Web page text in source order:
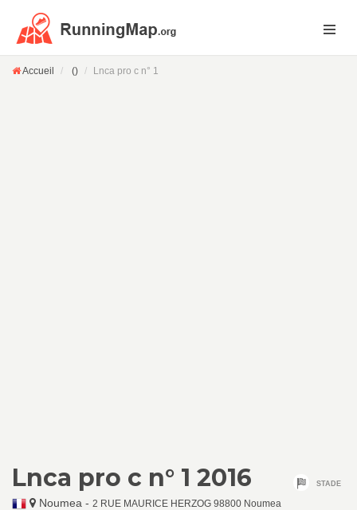
Accueil () Lnca pro c n° 1
Lnca pro c n° 1 2016
Noumea - 2 RUE MAURICE HERZOG 98800 Noumea
STADE